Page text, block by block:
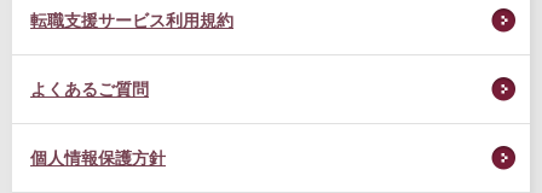
転職支援サービス利用規約
よくあるご質問
個人情報保護方針